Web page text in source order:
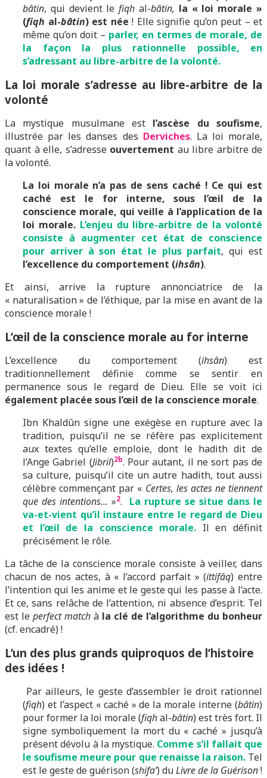
bâtin, qui devient lefiqh al-bâtin, la « loi morale »
(fiqh al-bâtin) est née ! Elle signifie qu’on peut – et
même qu’on doit – parler, en termes de morale, de
la façon la plus rationnelle possible, en
s’adressant au libre-arbitre de la volonté.
La loi morale s’adresse au libre-arbitre de la
volonté
La mystique musulmane est l’ascèse du soufisme,
illustrée par les danses des Derviches. La loi morale,
quant à elle, s’adresse ouvertement au libre arbitre de
la volonté.
La loi morale n’a pas de sens caché ! Ce qui est
caché est le for interne, sous l’œil de la
conscience morale, qui veille à l’application de la
loi morale. L’enjeu du libre-arbitre de la volonté
consiste à augmenter cet état de conscience
pour arriver à son état le plus parfait, qui est
l’excellence du comportement (ihsân).
Et ainsi, arrive la rupture annonciatrice de la
« naturalisation » de l’éthique, par la mise en avant de la
conscience morale !
L’œil de la conscience morale au for interne
L’excellence du comportement (ihsân) est
traditionnellement définie comme se sentir en
permanence sous le regard de Dieu. Elle se voit ici
également placée sous l’œil de la conscience morale.
Ibn Khaldûn signe une exégèse en rupture avec la
tradition, puisqu’il ne se réfère pas explicitement
aux textes qu’elle emploie, dont le hadith dit de
l’Ange Gabriel (Jibril)2b. Pour autant, il ne sort pas de
sa culture, puisqu’il cite un autre hadith, tout aussi
célèbre commençant par « Certes, les actes ne tiennent
que des intentions… »2. La rupture se situe dans le
va-et-vient qu’il instaure entre le regard de Dieu
et l’œil de la conscience morale. Il en définit
précisément le rôle.
La tâche de la conscience morale consiste à veiller, dans
chacun de nos actes, à « l’accord parfait » (ittifâq) entre
l’intention qui les anime et le geste qui les passe à l’acte.
Et ce, sans relâche de l’attention, ni absence d’esprit. Tel
est le perfect match à la clé de l’algorithme du bonheur
(cf. encadré) !
L’un des plus grands quiproquos de l’histoire
des idées !
Par ailleurs, le geste d’assembler le droit rationnel
(fiqh) et l’aspect « caché » de la morale interne (bâtin)
pour former la loi morale (fiqhal-bâtin) est très fort. Il
signe symboliquement la mort du « caché » jusqu’à
présent dévolu à la mystique. Comme s’il fallait que
le soufisme meure pour que renaisse la raison.Tel
est le geste de guérison (shifa’) duLivre de la Guérison!